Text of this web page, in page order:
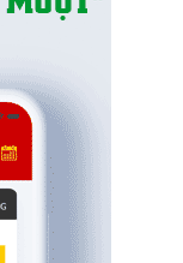
Scarlet Letter của
đầu tiên được
tại Auburn,
184 feet
các điều khoản